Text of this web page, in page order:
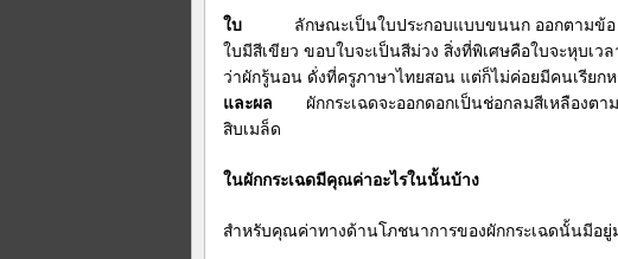
ใบ
ลักษณะเป็นใบประกอบแบบขนนก ออกตามข้
ใบมีสีเขียว ขอบใบจะเป็นสีม่วง สิ่งที่พิเศษคือใบจะหุบเ
ว่าผักรู้นอน ดั่งที่ครูภาษาไทยสอน แต่ก็ไม่ค่อยมีคนเรียก
และผล ผักกระเฉดจะออกดอกเป็นช่อกลมสีเหลืองตาม
สิบเมล็ด
ในผักกระเฉดมีคุณค่าอะไรในนั้นบ้าง
สำหรับคุณค่าทางด้านโภชนาการของผักกระเฉดนั้นมีอ